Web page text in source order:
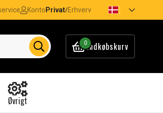
Konto Privat/Erhverv
0Indkøbskurv
Øvrigt